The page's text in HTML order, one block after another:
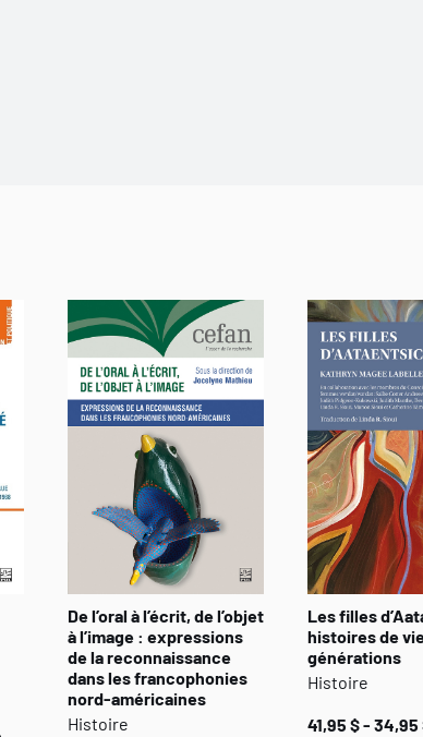
De l’oral à l’écrit, de l’objet
à l’image : expressions
de la reconnaissance
dans les francophonies
nord-américaines
Histoire
Les filles
histoires de
générations
Histoire
41,95 $ - 34,95